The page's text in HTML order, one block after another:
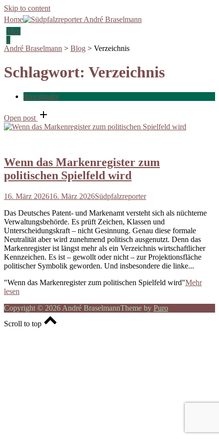
Skip to content
Home
Men
u
André Braselmann > Blog > Verzeichnis
Schlagwort: Verzeichnis
Investigativ
Open post
Wenn das Markenregister zum
politischen Spielfeld wird
16. März 202616. März 2026Südpfalzreporter
Das Deutsches Patent- und Markenamt versteht sich als nüchterne
Verwaltungsbehörde. Es prüft Zeichen, Klassen und
Unterscheidungskraft – nicht Gesinnung. Genau diese formale
Neutralität aber wird zunehmend politisch ausgenutzt. Denn das
Markenregister ist längst mehr als ein Verzeichnis wirtschaftlicher
Kennzeichen. Es ist – gewollt oder nicht – zur Projektionsfläche
politischer Symbolik geworden. Und insbesondere die linke...
"Wenn das Markenregister zum politischen Spielfeld wird"Mehr
lesen
Copyright © 2026 André BraselmannTheme by Puro
Scroll to top